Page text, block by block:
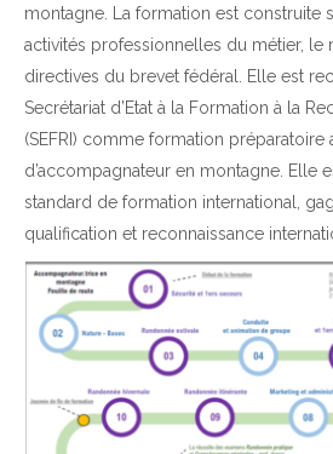
montagne. La formation est construite
activités professionnelles du métier, le
directives du brevet fédéral. Elle est
Secrétariat d’Etat à la Formation à la
(SEFRI) comme formation préparatoire
d’accompagnateur en montagne. Elle
standard de formation international,
qualification et reconnaissance